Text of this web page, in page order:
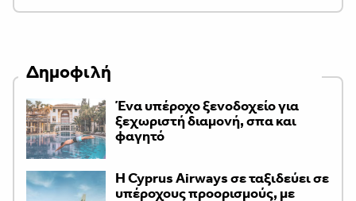
Δημοφιλή
Ένα υπέροχο ξενοδοχείο για
ξεχωριστή διαμονή, σπα και
φαγητό
H Cyprus Airways σε ταξιδεύει σε
υπέροχους προορισμούς, με